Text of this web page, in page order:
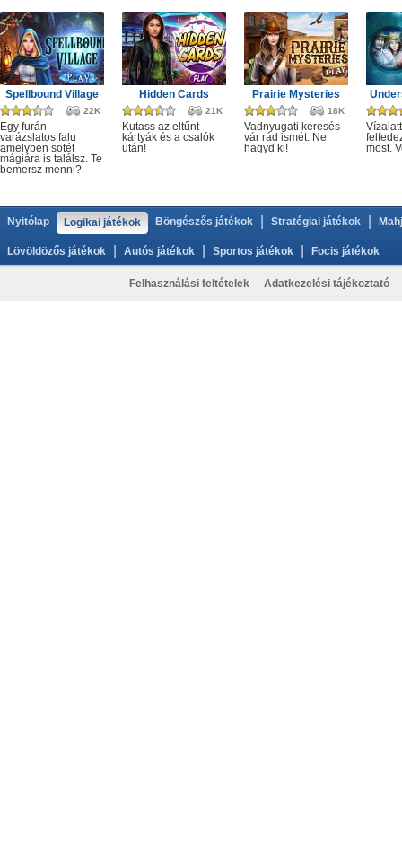
Spellbound Village
22K
Egy furán
varázslatos falu
amelyben sötét
mágiára is találsz. Te
bemersz menni?
Hidden Cards
21K
Kutass az eltűnt
kártyák és a csalók
után!
Prairie Mysteries
18K
Vadnyugati keresés
vár rád ismét. Ne
hagyd ki!
most.
Nyitólap Logikai játékok Böngészős játékok Stratégiai játékok
Lövöldözős játékok Autós játékok Sportos játékok Focis játékok
Felhasználási feltételek Adatkezelési tájékoztató